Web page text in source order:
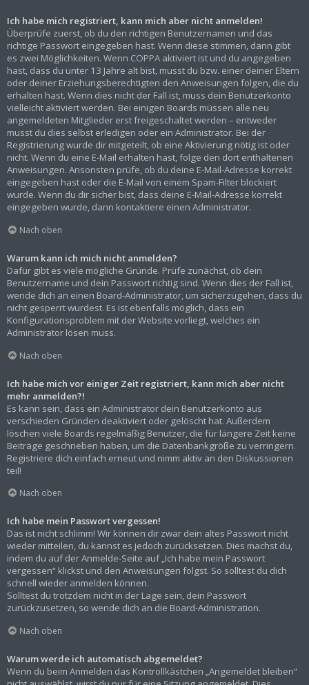
Ich habe mich registriert, kann mich aber nicht anmelden!
Überprüfe zuerst, ob du den richtigen Benutzernamen und das
richtige Passwort eingegeben hast. Wenn diese stimmen, dann gibt
es zwei Möglichkeiten. Wenn COPPA aktiviert ist und du angegeben
hast, dass du unter 13 Jahre alt bist, musst du bzw. einer deiner Eltern
oder deiner Erziehungsberechtigten den Anweisungen folgen, die du
erhalten hast. Wenn dies nicht der Fall ist, muss dein Benutzerkonto
vielleicht aktiviert werden. Bei einigen Boards müssen alle neu
angemeldeten Mitglieder erst freigeschaltet werden – entweder
musst du dies selbst erledigen oder ein Administrator. Bei der
Registrierung wurde dir mitgeteilt, ob eine Aktivierung nötig ist oder
nicht. Wenn du eine E-Mail erhalten hast, folge den dort enthaltenen
Anweisungen. Ansonsten prüfe, ob du deine E-Mail-Adresse korrekt
eingegeben hast oder die E-Mail von einem Spam-Filter blockiert
wurde. Wenn du dir sicher bist, dass deine E-Mail-Adresse korrekt
eingegeben wurde, dann kontaktiere einen Administrator.
Nach oben
Warum kann ich mich nicht anmelden?
Dafür gibt es viele mögliche Gründe. Prüfe zunächst, ob dein
Benutzername und dein Passwort richtig sind. Wenn dies der Fall ist,
wende dich an einen Board-Administrator, um sicherzugehen, dass du
nicht gesperrt wurdest. Es ist ebenfalls möglich, dass ein
Konfigurationsproblem mit der Website vorliegt, welches ein
Administrator lösen muss.
Nach oben
Ich habe mich vor einiger Zeit registriert, kann mich aber nicht
mehr anmelden?!
Es kann sein, dass ein Administrator dein Benutzerkonto aus
verschieden Gründen deaktiviert oder gelöscht hat. Außerdem
löschen viele Boards regelmäßig Benutzer, die für längere Zeit keine
Beiträge geschrieben haben, um die Datenbankgröße zu verringern.
Registriere dich einfach erneut und nimm aktiv an den Diskussionen
teil!
Nach oben
Ich habe mein Passwort vergessen!
Das ist nicht schlimm! Wir können dir zwar dein altes Passwort nicht
wieder mitteilen, du kannst es jedoch zurücksetzen. Dies machst du,
indem du auf der Anmelde-Seite auf „Ich habe mein Passwort
vergessen“ klickst und den Anweisungen folgst. So solltest du dich
schnell wieder anmelden können.
Solltest du trotzdem nicht in der Lage sein, dein Passwort
zurückzusetzen, so wende dich an die Board-Administration.
Nach oben
Warum werde ich automatisch abgemeldet?
Wenn du beim Anmelden das Kontrollkästchen „Angemeldet bleiben“